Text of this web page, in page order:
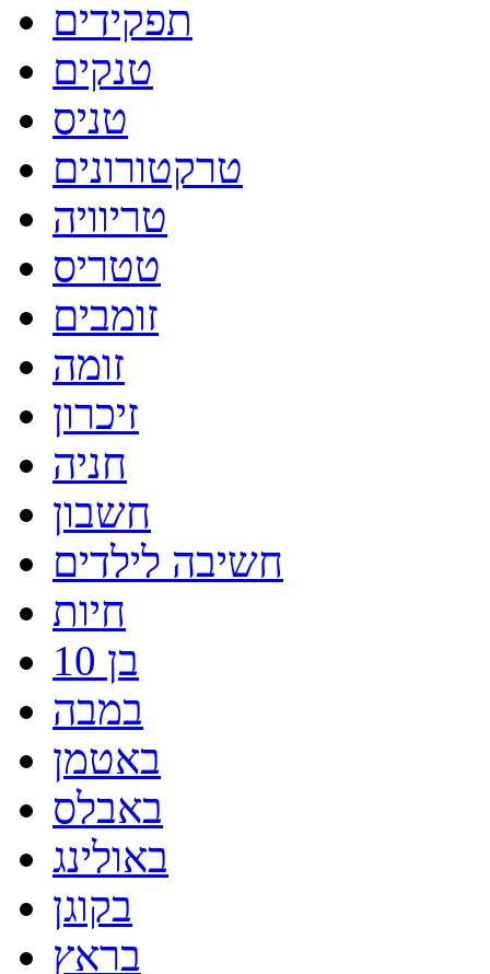
תפקידים
טנקים
טניס
טרקטורונים
טריוויה
טטריס
זומבים
זומה
זיכרון
חניה
חשבון
חשיבה לילדים
חיות
בן 10
במבה
באטמן
באבלס
באולינג
בקוגן
בראץ